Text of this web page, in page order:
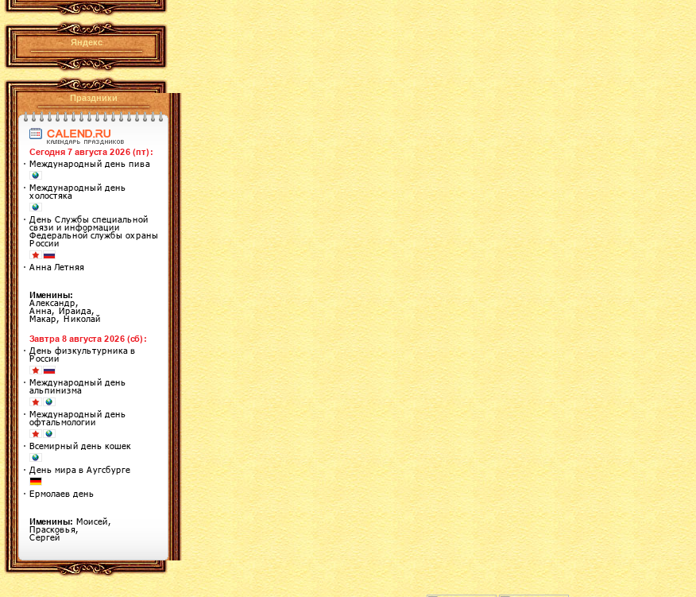
Яндекс
Праздники